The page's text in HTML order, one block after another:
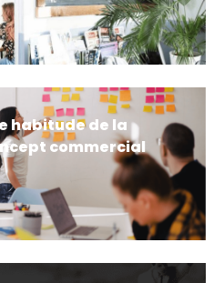
habitude de la
commercial